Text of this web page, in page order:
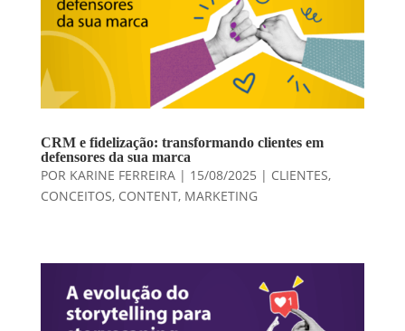
CRM e fidelização: transformando clientes em
defensores da sua marca
POR KARINE FERREIRA| 15/08/2025 | CLIENTES,
CONCEITOS, CONTENT, MARKETING